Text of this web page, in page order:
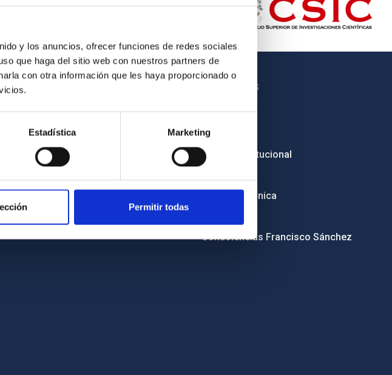
y los anuncios, ofrecer funciones de redes sociales
que haga del sitio web con nuestros partners de
con otra información que les haya proporcionado o
Estadística Marketing
Permitir todas
PORTAL DEL IAC
Mapa web
Políticas de privacidad
Aviso legal
OTROS ENLACES
Empleo
Licitaciones
Imagen institucional
Sede electrónica
Condolencias Francisco Sánchez